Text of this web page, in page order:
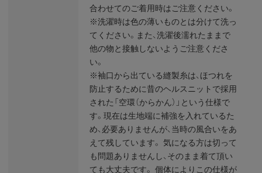
合わせてのご着用時はご注意ください。
※洗濯時は色の薄いものとは分けて洗っ
てください。また、洗濯後濡れたままで
他の物と接触しないようご注意くださ
い。
※袖口から出ている縫製糸は、ほつれを
防止するために昔のヘルスニットで採用
された「空環（からかん）」という仕様で
す。現在は生地端に補強を入れているた
め、必要ありませんが、当時の風合いをあ
えて残しています。 気になる方は切って
も問題ありませんし、そのまま着て頂い
ても大丈夫です。 個体によりこの仕様が